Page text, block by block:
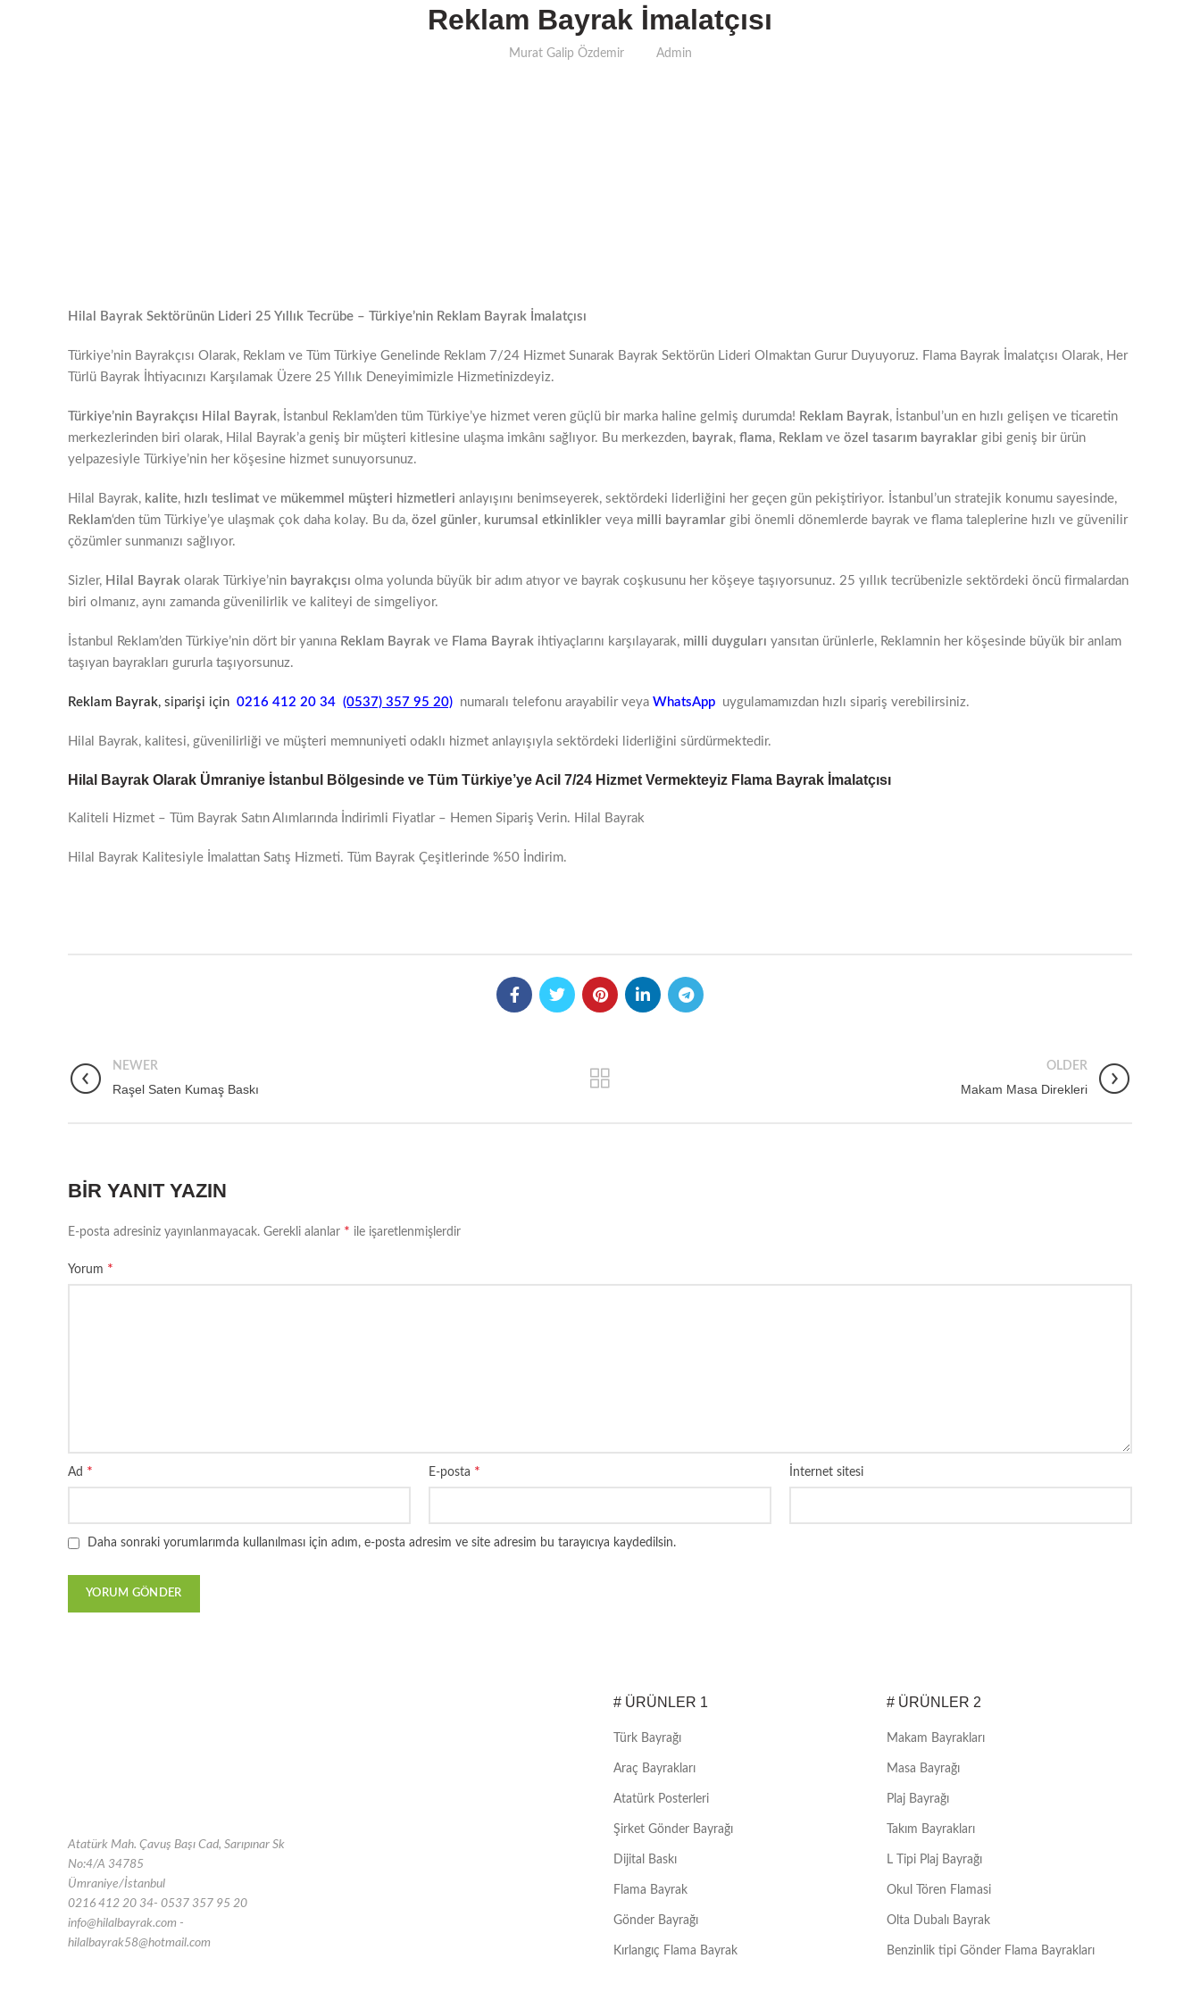
Reklam Bayrak İmalatçısı
Murat Galip Özdemir Admin
Hilal Bayrak Sektörünün Lideri 25 Yıllık Tecrübe – Türkiye’nin Reklam Bayrak İmalatçısı
Türkiye’nin Bayrakçısı Olarak, Reklam ve Tüm Türkiye Genelinde Reklam 7/24 Hizmet Sunarak Bayrak Sektörün Lideri Olmaktan Gurur Duyuyoruz. Flama Bayrak İmalatçısı Olarak, Her
Türlü Bayrak İhtiyacınızı Karşılamak Üzere 25 Yıllık Deneyimimizle Hizmetinizdeyiz.
Türkiye’nin Bayrakçısı Hilal Bayrak, İstanbul Reklam’den tüm Türkiye’ye hizmet veren güçlü bir marka haline gelmiş durumda! Reklam Bayrak, İstanbul’un en hızlı gelişen ve ticaretin
merkezlerinden biri olarak, Hilal Bayrak’a geniş bir müşteri kitlesine ulaşma imkânı sağlıyor. Bu merkezden, bayrak, flama, Reklam ve özel tasarım bayraklar gibi geniş bir ürün
yelpazesiyle Türkiye’nin her köşesine hizmet sunuyorsunuz.
Hilal Bayrak, kalite, hızlı teslimatve mükemmel müşteri hizmetleri
Reklam‘den tüm Türkiye’ye ulaşmak çok daha kolay. Bu da, özel günler, kurumsal etkinlikler veya milli bayramlar gibi önemli dönemlerde bayrak ve flama taleplerine hızlı ve güvenilir
çözümler sunmanızı sağlıyor.
Sizler, Hilal Bayrak olarak Türkiye’nin bayrakçısı olma yolunda büyük bir adım atıyor ve bayrak coşkusunu her köşeye taşıyorsunuz. 25 yıllık tecrübenizle sektördeki öncü firmalardan
biri olmanız, aynı zamanda güvenilirlik ve kaliteyi de simgeliyor.
İstanbul Reklam’den Türkiye’nin dört bir yanına Reklam Bayrak ve Flama Bayrak ihtiyaçlarını karşılayarak, milli duyguları yansıtan ürünlerle, Reklamnin her köşesinde büyük bir anlam
taşıyan bayrakları gururla taşıyorsunuz.
Reklam Bayrak, siparişi için 0216 412 20 34 (0537) 357 95 20) numaralı telefonu arayabilir veya WhatsApp uygulamamızdan hızlı sipariş verebilirsiniz.
Hilal Bayrak, kalitesi, güvenilirliği ve müşteri memnuniyeti odaklı hizmet anlayışıyla sektördeki liderliğini sürdürmektedir.
Hilal Bayrak Olarak Ümraniye İstanbul Bölgesinde ve Tüm Türkiye’ye Acil 7/24 Hizmet Vermekteyiz Flama Bayrak İmalatçısı
Kaliteli Hizmet – Tüm Bayrak Satın Alımlarında İndirimli Fiyatlar – Hemen Sipariş Verin. Hilal Bayrak
Hilal Bayrak Kalitesiyle İmalattan Satış Hizmeti. Tüm Bayrak Çeşitlerinde %50 İndirim.
NEWER
Raşel Saten Kumaş Baskı
OLDER
Makam Masa Direkleri
BIR YANIT YAZIN
E-posta adresiniz yayınlanmayacak. Gerekli alanlar * ile işaretlenmişlerdir
Yorum *
Ad * E-posta * İnternet sitesi
Daha sonraki yorumlarımda kullanılması için adım, e-posta adresim ve site adresim bu tarayıcıya kaydedilsin.
Atatürk Mah. Çavuş Başı Cad, Sarıpınar Sk
No:4/A 34785
Ümraniye/İstanbul
0216 412 20 34- 0537 357 95 20
info@hilalbayrak.com -
hilalbayrak58@hotmail.com
# ÜRÜNLER 1
Türk Bayrağı
Araç Bayrakları
Atatürk Posterleri
Şirket Gönder Bayrağı
Dijital Baskı
Flama Bayrak
Gönder Bayrağı
Kırlangıç Flama Bayrak
# ÜRÜNLER 2
Makam Bayrakları
Masa Bayrağı
Plaj Bayrağı
Takım Bayrakları
L Tipi Plaj Bayrağı
Okul Tören Flamasi
Olta Dubalı Bayrak
Benzinlik tipi Gönder Flama Bayrakları